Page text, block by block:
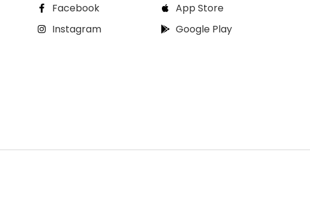
Facebook
Instagram
App Store
Google Play